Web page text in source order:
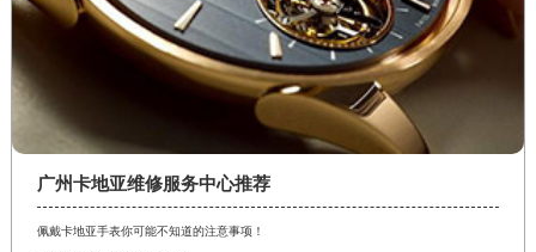
广州卡地亚维修服务中心推荐
佩戴卡地亚手表你可能不知道的注意事项！